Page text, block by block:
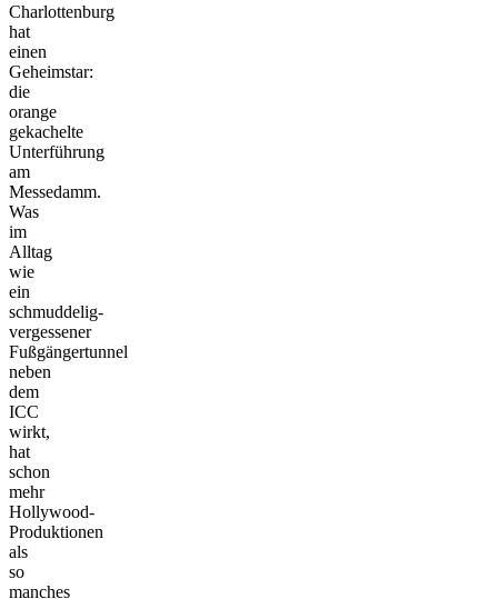
Charlottenburg
hat
einen
Geheimstar:
die
orange
gekachelte
Unterführung
am
Messedamm.
Was
im
Alltag
wie
ein
schmuddelig-
vergessener
Fußgängertunnel
neben
dem
ICC
wirkt,
hat
schon
mehr
Hollywood-
Produktionen
als
so
manches